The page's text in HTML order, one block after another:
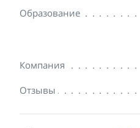
Образование
Компания
Отзывы